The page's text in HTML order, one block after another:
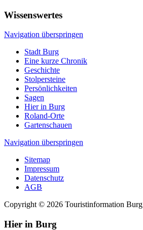
Wissenswertes
Navigation überspringen
Stadt Burg
Eine kurze Chronik
Geschichte
Stolpersteine
Persönlichkeiten
Sagen
Hier in Burg
Roland-Orte
Gartenschauen
Navigation überspringen
Sitemap
Impressum
Datenschutz
AGB
Copyright © 2026 Touristinformation Burg
Hier in Burg